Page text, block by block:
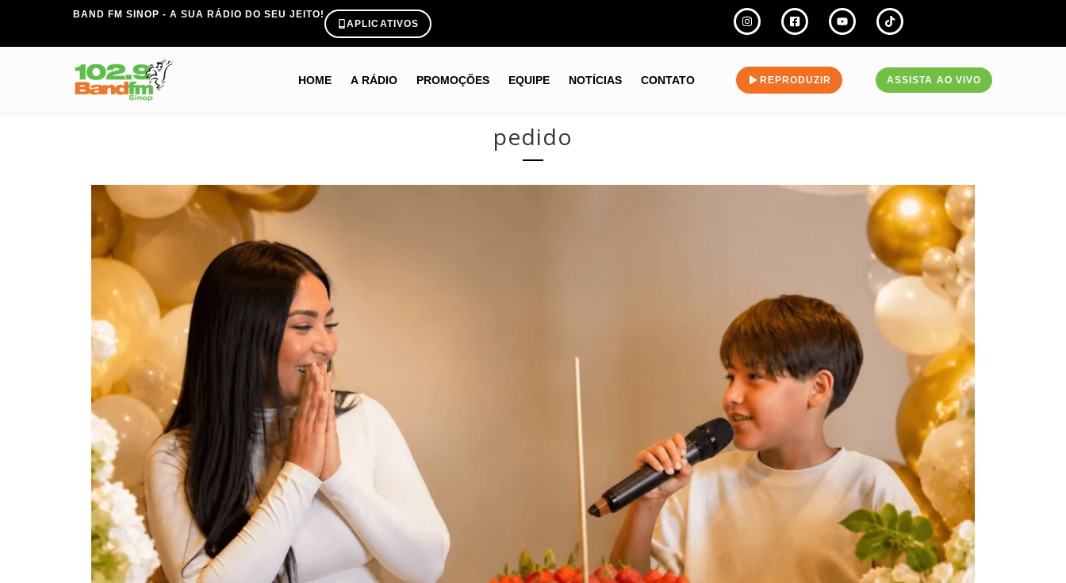
BAND FM SINOP - A SUA RÁDIO DO SEU JEITO!
APLICATIVOS
HOME A RÁDIO PROMOÇÕES EQUIPE NOTÍCIAS CONTATO REPRODUZIR ASSISTA AO VIVO
pedido